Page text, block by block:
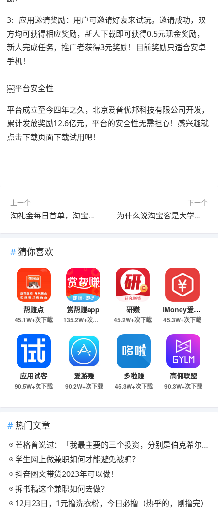
3: 应用邀请奖励：用户可邀请好友来试玩。邀请成功，双
方均可获得相应奖励，新人下载即可获得0.5元现金奖励，
新人完成任务，推广者获得3元奖励！目前奖励只适合安卓
手机！
￼平台安全性
平台成立至今四年之久，北京爱普优邦科技有限公司开发，
累计发放奖励12.6亿元，平台的安全性无需担心！感兴趣就
点击下载页面下载试用吧！
上一个
淘礼金每日首单，淘宝免单0元购教程（每日更新）
下一个
为什么说淘宝客是大学生兼职最适合的零成本兼职项目
猜你喜欢
帮赚点
45.1W+次下载
赏帮赚app
135.2W+次下载
研赚
45.2W+次下载
iMoney爱盈利
45.3W+次下载
应用试客
90.5W+次下载
爱游赚
90.2W+次下载
多啦赚
45.3W+次下载
高佣联盟
90.3W+次下载
热门文章
芒格曾说过：「我最主要的三个投资，分别是伯克希尔、李录还有Costco。」
学生网上做兼职如何才能避免被骗？
抖音图文带货2023年可以做！
拆书稿这个兼职如何去做？
12月23日，1元撸洗衣粉，今日必撸（热乎的，刚撸完）